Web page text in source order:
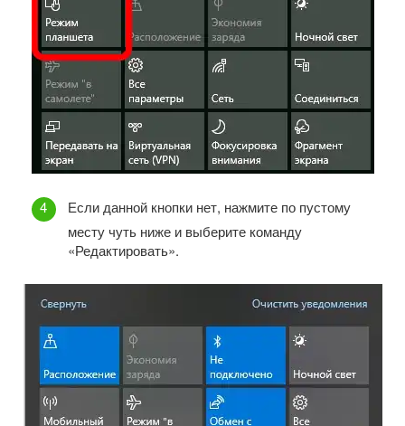
Если данной кнопки нет, нажмите по пустому
месту чуть ниже и выберите команду
«Редактировать».